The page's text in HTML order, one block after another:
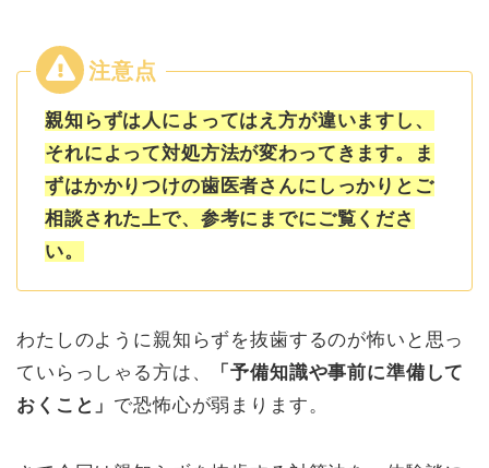
親知らずは人によってはえ方が違いますし、
それによって対処方法が変わってきます。
ま
ずはかかりつけの歯医者さんにしっかりとご
相談された上で、参考にまでにご覧くださ
い。
わたしのように親知らずを抜歯するのが怖いと思っ
ていらっしゃる方は、
「予備知識や事前に準備して
おくこと」 で恐怖心が弱まります。